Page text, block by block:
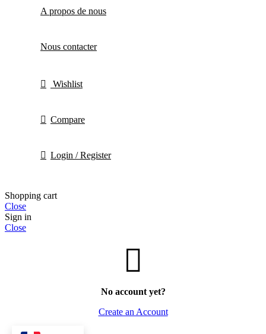
A propos de nous
Nous contacter
Wishlist
Compare
Login / Register
Shopping cart
Close
Sign in
Close
No account yet?
Create an Account